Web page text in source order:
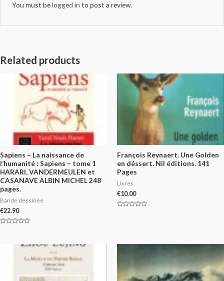
You must belogged in to post a review.
Related products
Sapiens – La naissance de
l’humanité : Sapiens – tome 1
HARARI, VANDERMEULEN et
CASANAVE ALBIN MICHEL 248
pages.
Bande dessinée
€22.90
François Reynaert. Une Golden
en déssert. Nil éditions. 141
Pages
Livres
€10.00